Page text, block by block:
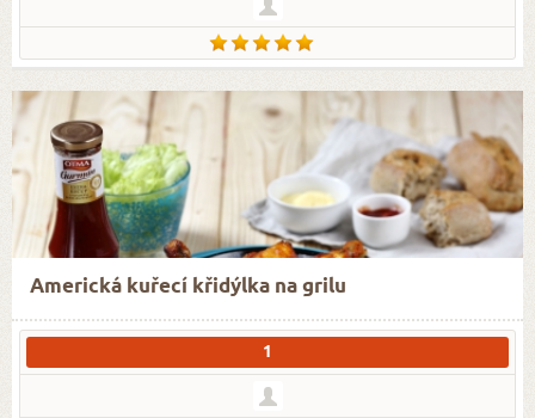
Americká kuřecí křidýlka na grilu
1